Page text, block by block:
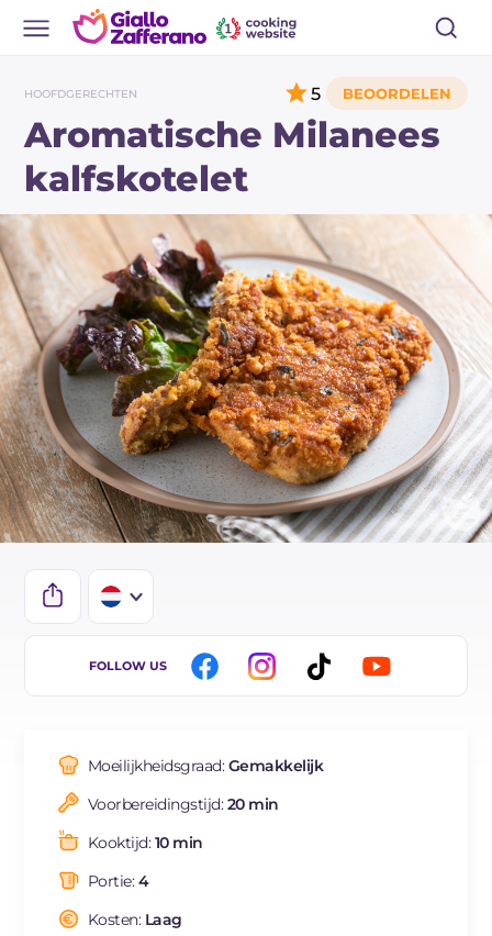
HOOFDGERECHTEN
Aromatische Milanees
kalfskotelet
5
IT
ES
FR
BR
FOLLOW US
Moeilijkheidsgraad:Gemakkelijk
Voorbereidingstijd:20 min
Kooktijd:10 min
Portie:4
Kosten: Laag